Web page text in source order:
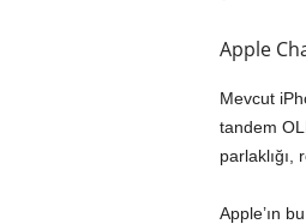
Apple
Mevcut
tandem
parlaklığı,
Apple’ın